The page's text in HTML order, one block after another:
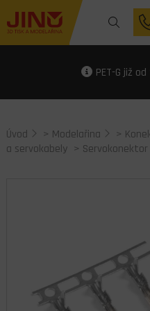
PET-G již od
Úvod > Modelařina >
a servokabely > Servokonektor